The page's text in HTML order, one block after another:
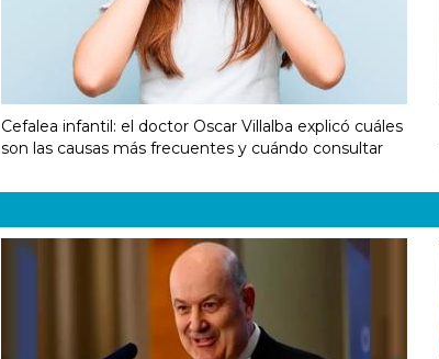
Cefalea infantil: el doctor Oscar Villalba explicó cuáles
son las causas más frecuentes y cuándo consultar